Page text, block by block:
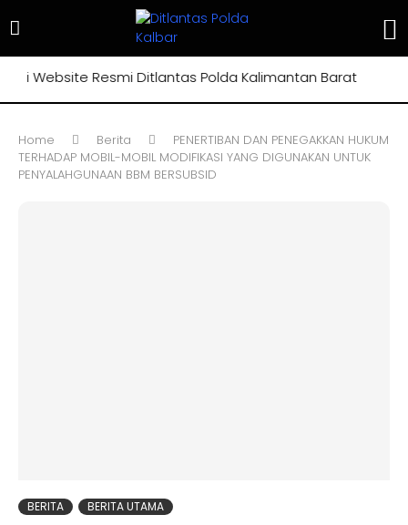
Website Resmi Ditlantas Polda Kalimantan Barat
Home Berita
PENERTIBAN DAN PENEGAKKAN HUKUM
TERHADAP MOBIL-MOBIL MODIFIKASI YANG DIGUNAKAN UNTUK
PENYALAHGUNAAN BBM BERSUBSID
BERITA BERITA UTAMA